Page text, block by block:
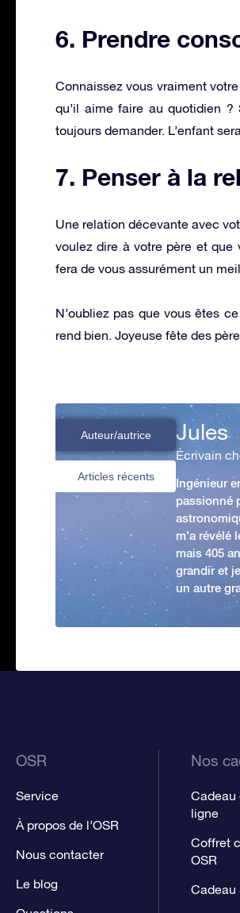
6. Prendre
Connaissez vous vraiment
qu’il aime faire au quotidien
toujours demander. L’enfant
7. Penser à la
Une relation décevante avec
voulez dire à votre père et que
fera de vous assurément un
N’oubliez pas que vous êtes
rend bien. Joyeuse fête des
Auteur/autrice
Articles récents
Jules
Écrivain
Ingénieur
passionné
m'a révélé
mais 405
grandir et
un autre
OSR
Service
À propos de l’OSR
Nous contacter
Le blog
Nos
Cadeau
ligne
Coffret
OSR
Cadeau